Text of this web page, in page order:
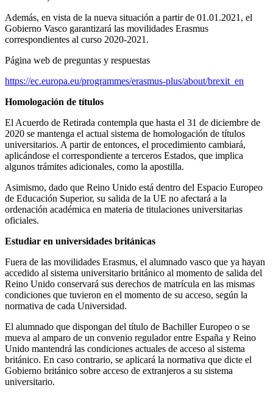
Además, en vista de la nueva situación a partir de 01.01.2021, el
Gobierno Vasco garantizará las movilidades Erasmus
correspondientes al curso 2020-2021.
Página web de preguntas y respuestas
https://ec.europa.eu/programmes/erasmus-plus/about/brexit_en
Homologación de títulos
El Acuerdo de Retirada contempla que hasta el 31 de diciembre de
2020 se mantenga el actual sistema de homologación de títulos
universitarios. A partir de entonces, el procedimiento cambiará,
aplicándose el correspondiente a terceros Estados, que implica
algunos trámites adicionales, como la apostilla.
Asimismo, dado que Reino Unido está dentro del Espacio Europeo
de Educación Superior, su salida de la UE no afectará a la
ordenación académica en materia de titulaciones universitarias
oficiales.
Estudiar en universidades británicas
Fuera de las movilidades Erasmus, el alumnado vasco que ya hayan
accedido al sistema universitario británico al momento de salida del
Reino Unido conservará sus derechos de matrícula en las mismas
condiciones que tuvieron en el momento de su acceso, según la
normativa de cada Universidad.
El alumnado que dispongan del título de Bachiller Europeo o se
mueva al amparo de un convenio regulador entre España y Reino
Unido mantendrá las condiciones actuales de acceso al sistema
británico. En caso contrario, se aplicará la normativa que dicte el
Gobierno británico sobre acceso de extranjeros a su sistema
universitario.